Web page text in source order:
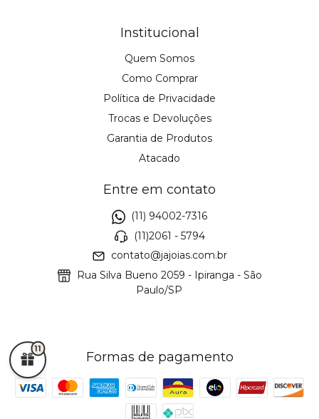
Institucional
Quem Somos
Como Comprar
Política de Privacidade
Trocas e Devoluções
Garantia de Produtos
Atacado
Entre em contato
(11) 94002-7316
(11)2061 - 5794
contato@jajoias.com.br
Rua Silva Bueno 2059 - Ipiranga - São
Paulo/SP
Formas de pagamento
11